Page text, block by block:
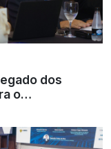
dos
o